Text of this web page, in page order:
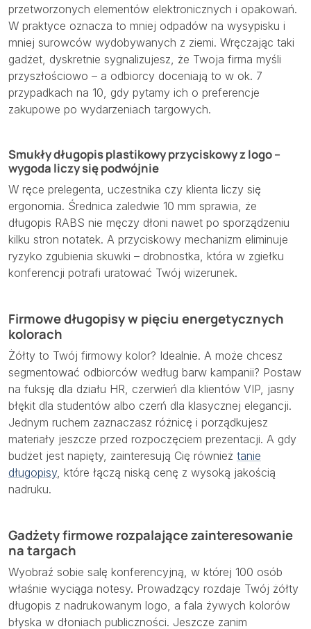
przetworzonych elementów elektronicznych i opakowań.
W praktyce oznacza to mniej odpadów na wysypisku i
mniej surowców wydobywanych z ziemi. Wręczając taki
gadżet, dyskretnie sygnalizujesz, że Twoja firma myśli
przyszłościowo – a odbiorcy doceniają to w ok. 7
przypadkach na 10, gdy pytamy ich o preferencje
zakupowe po wydarzeniach targowych.
Smukły długopis plastikowy przyciskowy z logo –
wygoda liczy się podwójnie
W ręce prelegenta, uczestnika czy klienta liczy się
ergonomia. Średnica zaledwie 10 mm sprawia, że
długopis RABS nie męczy dłoni nawet po sporządzeniu
kilku stron notatek. A przyciskowy mechanizm eliminuje
ryzyko zgubienia skuwki – drobnostka, która w zgiełku
konferencji potrafi uratować Twój wizerunek.
Firmowe długopisy w pięciu energetycznych
kolorach
Żółty to Twój firmowy kolor? Idealnie. A może chcesz
segmentować odbiorców według barw kampanii? Postaw
na fuksję dla działu HR, czerwień dla klientów VIP, jasny
błękit dla studentów albo czerń dla klasycznej elegancji.
Jednym ruchem zaznaczasz różnicę i porządkujesz
materiały jeszcze przed rozpoczęciem prezentacji. A gdy
budżet jest napięty, zainteresują Cię również tanie
długopisy, które łączą niską cenę z wysoką jakością
nadruku.
Gadżety firmowe rozpalające zainteresowanie
na targach
Wyobraź sobie salę konferencyjną, w której 100 osób
właśnie wyciąga notesy. Prowadzący rozdaje Twój żółty
długopis z nadrukowanym logo, a fala żywych kolorów
błyska w dłoniach publiczności. Jeszcze zanim